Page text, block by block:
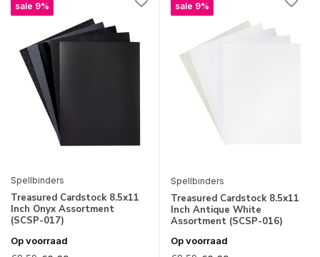
sale 9%
Spellbinders
Treasured Cardstock 8.5x11
Inch Onyx Assortment
(SCSP-017)
Op voorraad
sale 9%
Spellbinders
Treasured Cardstock 8.5x11
Inch Antique White
Assortment (SCSP-016)
Op voorraad